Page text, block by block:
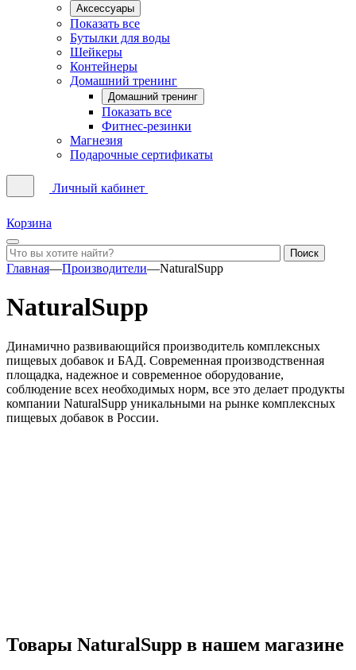
Аксессуары
Показать все
Бутылки для воды
Шейкеры
Контейнеры
Домашний тренинг
Домашний тренинг
Показать все
Фитнес-резинки
Магнезия
Подарочные сертификаты
Личный кабинет
Корзина
Главная—Производители—NaturalSupp
NaturalSupp
Динамично развивающийся производитель комплексных
пищевых добавок и БАД. Современная производственная
площадка, надежное и современное оборудование,
соблюдение всех необходимых норм, все это делает продукты
компании NaturalSupp уникальными на рынке комплексных
пищевых добавок в России.
Товары NaturalSupp в нашем магазине